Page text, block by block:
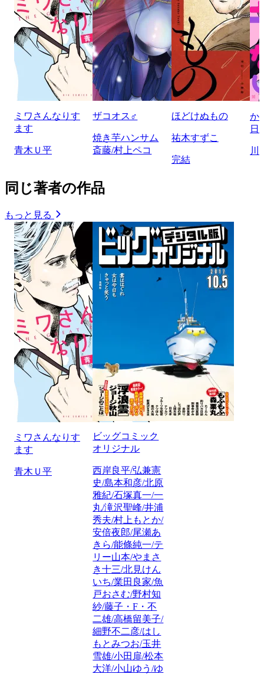
ミワさんなりす
ます
青木Ｕ平
ザコオス♂
焼き芋ハンサム
斎藤/村上ペコ
ほどけぬもの
祐木すずこ
完結
か
日
川
同じ著者の作品
もっと見る
ミワさんなりす
ます
青木Ｕ平
ビッグコミック
オリジナル
西岸良平/弘兼憲
史/島本和彦/北原
雅紀/石塚真一/一
丸/滝沢聖峰/井浦
秀夫/村上もとか/
安倍夜郎/尾瀬あ
きら/能條純一/テ
リー山本/やまさ
き十三/北見けん
いち/業田良家/魚
戸おさむ/野村知
紗/藤子・F・不
二雄/高橋留美子/
細野不二彦/はし
もとみつお/玉井
雪雄/小田扉/松本
大洋/小山ゆう/ゆ